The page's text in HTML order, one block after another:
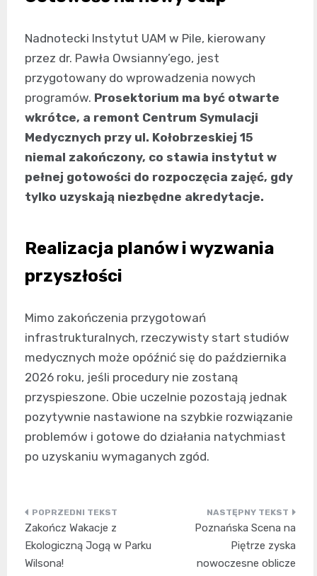
Nadnotecki Instytut UAM w Pile, kierowany
przez dr. Pawła Owsianny’ego, jest
przygotowany do wprowadzenia nowych
programów. Prosektorium ma być otwarte
wkrótce, a remont Centrum Symulacji
Medycznych przy ul. Kołobrzeskiej 15
niemal zakończony, co stawia instytut w
pełnej gotowości do rozpoczęcia zajęć, gdy
tylko uzyskają niezbędne akredytacje.
Realizacja planów i wyzwania
przyszłości
Mimo zakończenia przygotowań
infrastrukturalnych, rzeczywisty start studiów
medycznych może opóźnić się do października
2026 roku, jeśli procedury nie zostaną
przyspieszone. Obie uczelnie pozostają jednak
pozytywnie nastawione na szybkie rozwiązanie
problemów i gotowe do działania natychmiast
po uzyskaniu wymaganych zgód.
Nawigacja
wpisu
Zakończ Wakacje z
Ekologiczną Jogą w Parku
Wilsona!
Poznańska Scena na
Piętrze zyska
nowoczesne oblicze